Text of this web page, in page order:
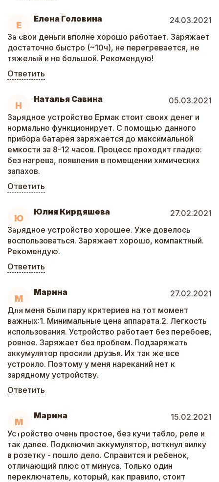
Е
Елена Головина
24.03.2021
За свои деньги вполне хорошо работает. Заряжает
достаточно быстро (~10ч), не перегревается, не
тяжелый и не большой. Рекомендую!
Ответить
Н
Наталья Савина
05.03.2021
Зарядное устройство Ермак стоит своих денег и
нормально функционирует. С помощью данного
прибора батарея заряжается до максимальной
емкости за 8-12 часов. Процесс проходит гладко:
без нагрева, появления в помещении химических
запахов.
Ответить
Ю
Юлия Кирдяшева
27.02.2021
Зарядное устройство хорошее. Уже довелось
воспользоваться. Заряжает хорошо, компактный.
Рекомендую.
Ответить
М
Марина
27.02.2021
Для меня были пару критериев на тот момент
важных:1. Минимальные цена аппарата.2. Легкость
использования. Устройство работает без перебоев,
ровное. Заряжает без проблем. Подзаряжать
аккумулятор просили друзья. Их так же все
устроило. Поэтому у меня нареканий нет к
зарядному устройству.
Ответить
М
Марина
15.02.2021
Устройство очень простое, без кучи табло, реле и
так далее. Подключил аккумулятор, воткнул вилку
в розетку - пошло дело. Справится и ребенок,
отличающий плюс от минуса. Только один
переключатель, который, как правило, стоит